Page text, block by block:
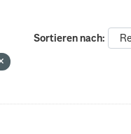
Sortieren nach